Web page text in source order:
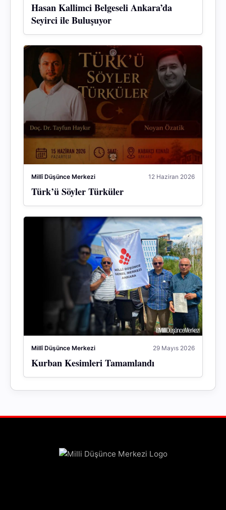
Hasan Kallimci Belgeseli Ankara’da
Seyirci ile Buluşuyor
Millî Düşünce Merkezi 12 Haziran 2026
Türk’ü Söyler Türküler
Millî Düşünce Merkezi 29 Mayıs 2026
Kurban Kesimleri Tamamlandı